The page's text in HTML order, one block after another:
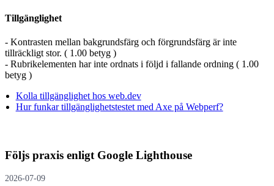
Tillgänglighet
- Kontrasten mellan bakgrundsfärg och förgrundsfärg är inte
tillräckligt stor. ( 1.00 betyg )
- Rubrikelementen har inte ordnats i följd i fallande ordning ( 1.00
betyg )
Kolla tillgänglighet hos web.dev
Hur funkar tillgänglighetstestet med Axe på Webperf?
Följs praxis enligt Google Lighthouse
2026-07-09